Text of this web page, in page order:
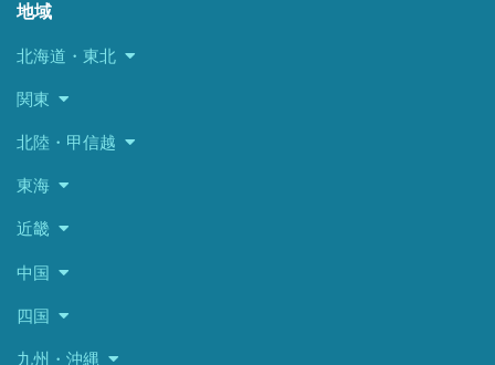
地域
北海道・東北
関東
北陸・甲信越
東海
近畿
中国
四国
九州・沖縄